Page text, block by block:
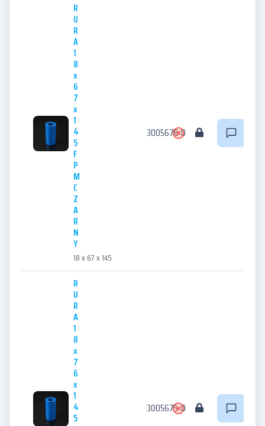
R
U
R
A
1
8
x
6
7
x
1
4
5
F
P
M
C
Z
A
R
N
Y
18 x 67 x 145
30056760
R
U
R
A
1
8
x
7
6
x
1
4
5
3005675 0